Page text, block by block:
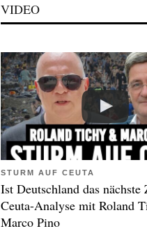
VIDEO
STURM AUF CEUTA
Ist Deutschland das nächste
Ceuta-Analyse mit Roland
Marco Pino